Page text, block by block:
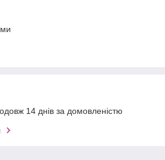
14 днів за домовленістю